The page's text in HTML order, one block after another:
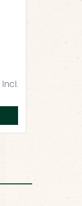
Incl.